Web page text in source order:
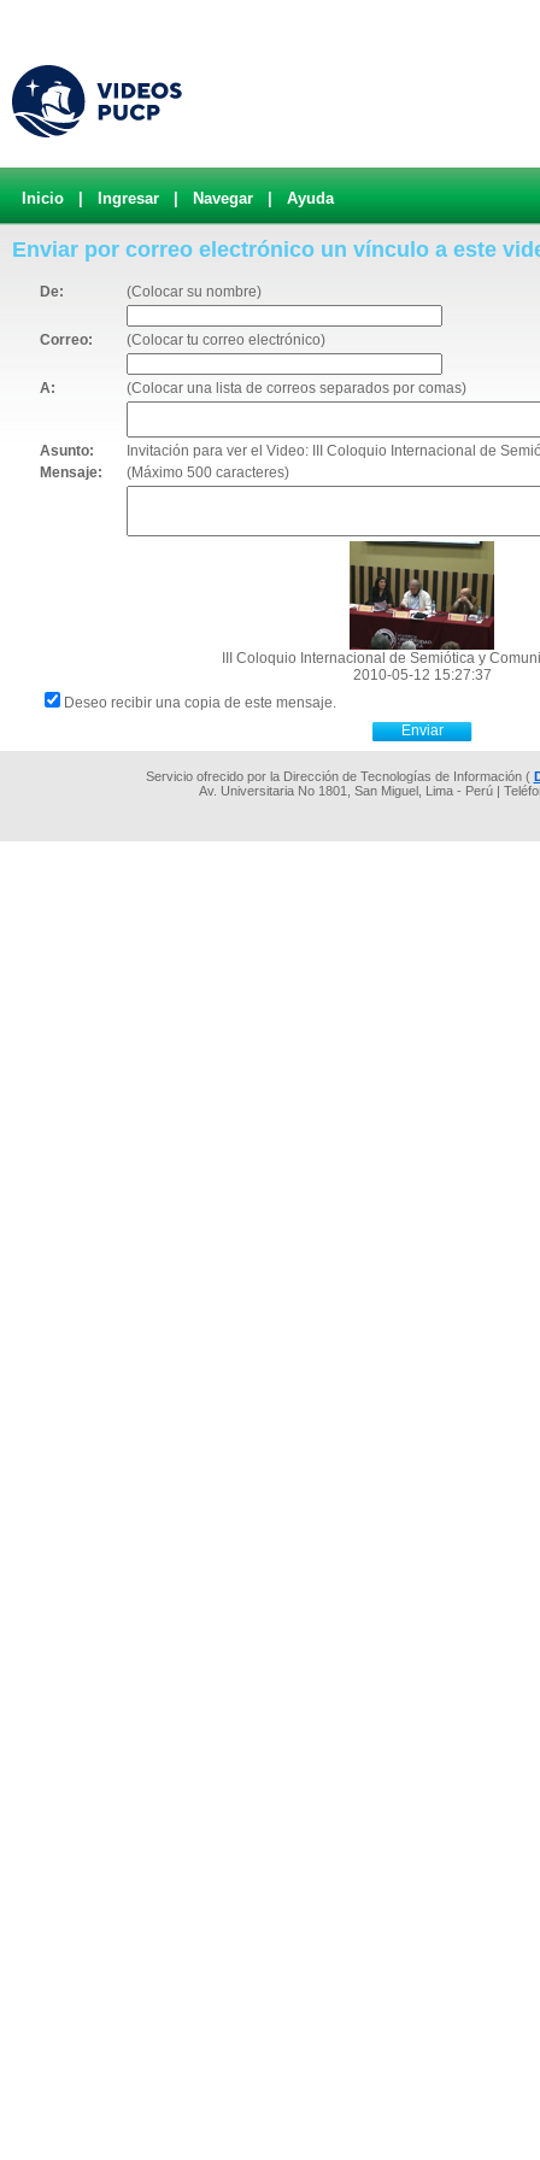
Inicio Ingresar Navegar Ayuda
Enviar por correo electrónico un vínculo a este
De: (Colocar su nombre)
Correo: (Colocar tu correo electrónico)
A: (Colocar una lista de correos separados por comas)
Asunto:
Invitación para ver el Video: III Coloquio Internacional de
Mensaje:
(Máximo 500 caracteres)
III Coloquio Internacional de Semiótica y
2010-05-12 15:27:37
Deseo recibir una copia de este mensaje.
Servicio ofrecido por la Dirección de Tecnologías de Información (
Av. Universitaria No 1801, San Miguel, Lima - Perú |